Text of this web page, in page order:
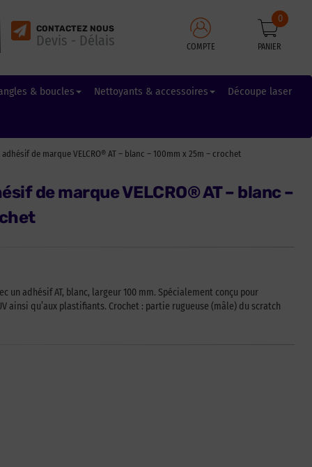
CONTACTEZ NOUS
Devis - Délais COMPTE PANIER
0
& boucles Nettoyants & accessoires Découpe laser
de marque VELCRO® AT – blanc – 100mm x 25m – crochet
de marque VELCRO® AT – blanc –
un adhésif AT, blanc, largeur 100 mm. Spécialement conçu pour
ainsi qu’aux plastifiants. Crochet : partie rugueuse (mâle) du scratch